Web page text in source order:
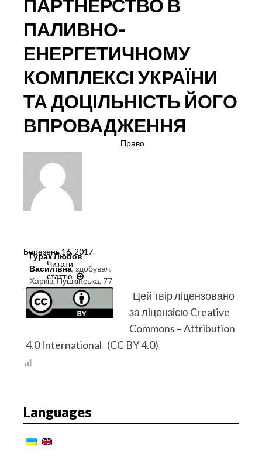
ПАРТНЕРСТВО В
ПАЛИВНО-
ЕНЕРГЕТИЧНОМУ
КОМПЛЕКСІ УКРАЇНИ
ТА ДОЦІЛЬНІСТЬ ЙОГО
ВПРОВАДЖЕННЯ
Право
Гурак Любов
Василівна, здобувач,
Харків, Пушкінська, 77
Березень 16, 2017.
Читати
статтю
ДЕРЖАВНО-
ПРИВАТНЕ
ПАРТНЕРСТВО
КОМПЛЕКСІ
ВПРОВАДЖЕННЯ
Цей твір ліцензовано
за ліцензією Creative
Commons – Attribution
4.0 International (CC BY 4.0)
Languages